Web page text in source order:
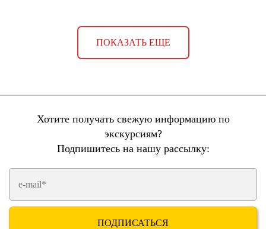
ПОКАЗАТЬ ЕЩЕ
Хотите получать свежую информацию по
экскурсиям?
Подпишитесь на нашу рассылку: